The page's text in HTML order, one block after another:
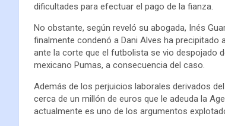
dificultades para efectuar el pago de la fianza.
No obstante, según reveló su abogada, Inés
finalmente condenó a Dani Alves ha
ante la corte que el futbolista se vio despojado
mexicano Pumas, a consecuencia del caso.
Además de los perjuicios laborales derivados
cerca de un millón de euros que le adeuda la
actualmente es uno de los argumentos